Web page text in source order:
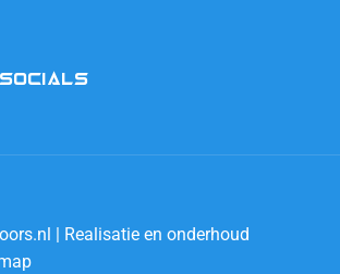
| Realisatie en onderhoud